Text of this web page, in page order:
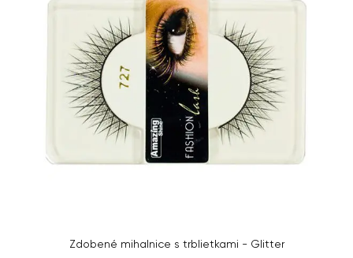
Zdobené mihalnice s trblietkami - Glitter